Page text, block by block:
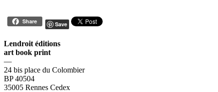
Share Save
Lendroit éditions
art book print
—
24 bis place du Colombier
BP 40504
35005 Rennes Cedex